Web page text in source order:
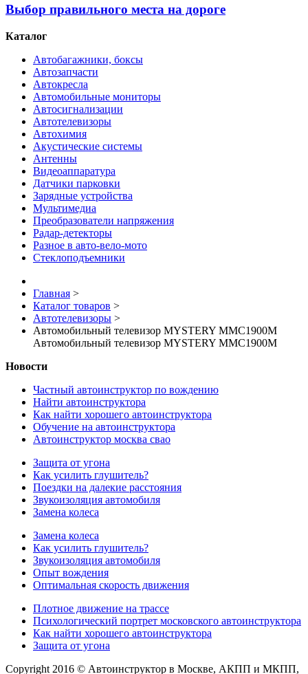
Выбор правильного места на дороге
Каталог
Автобагажники, боксы
Автозапчасти
Автокресла
Автомобильные мониторы
Автосигнализации
Автотелевизоры
Автохимия
Акустические системы
Антенны
Видеоаппаратура
Датчики парковки
Зарядные устройства
Мультимедиа
Преобразователи напряжения
Радар-детекторы
Разное в авто-вело-мото
Стеклоподъемники
Главная >
Каталог товаров >
Автотелевизоры >
Автомобильный телевизор MYSTERY MMC1900M
Автомобильный телевизор MYSTERY MMC1900M
Новости
Частный автоинструктор по вождению
Найти автоинструктора
Как найти хорошего автоинструктора
Обучение на автоинструктора
Автоинструктор москва свао
Защита от угона
Как усилить глушитель?
Поездки на далекие расстояния
Звукоизоляция автомобиля
Замена колеса
Замена колеса
Как усилить глушитель?
Звукоизоляция автомобиля
Опыт вождения
Оптимальная скорость движения
Плотное движение на трассе
Психологический портрет московского автоинструктора
Как найти хорошего автоинструктора
Защита от угона
Copyright 2016 © Автоинструктор в Москве, АКПП и МКПП,